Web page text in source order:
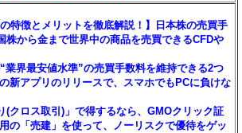
特徴とメリットを徹底解説！】日本株の売買手
株から金まで世界中の商品を売買できるCFDや
界最安値水準”の売買手数料を維持できる2つ
新アプリのリリースで、スマホでもPCに負けな
クロス取引)」で得するなら、GMOクリック証
の「売建」を使って、ノーリスクで優待をゲッ